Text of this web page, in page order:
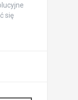
się